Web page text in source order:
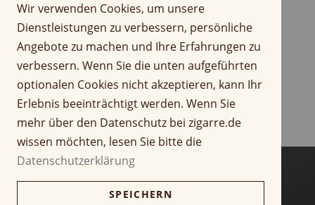
s
p
r
n
g
e
n
Z
u
A
n
f
a
g
d
Wir verwenden Cookies, um unsere
Dienstleistungen zu verbessern, persönliche
Angebote zu machen und Ihre Erfahrungen zu
verbessern. Wenn Sie die unten aufgeführten
optionalen Cookies nicht akzeptieren, kann Ihr
Erlebnis beeinträchtigt werden. Wenn Sie
mehr über den Datenschutz bei zigarre.de
wissen möchten, lesen Sie bitte die
Datenschutzerklärung
SPEICHERN